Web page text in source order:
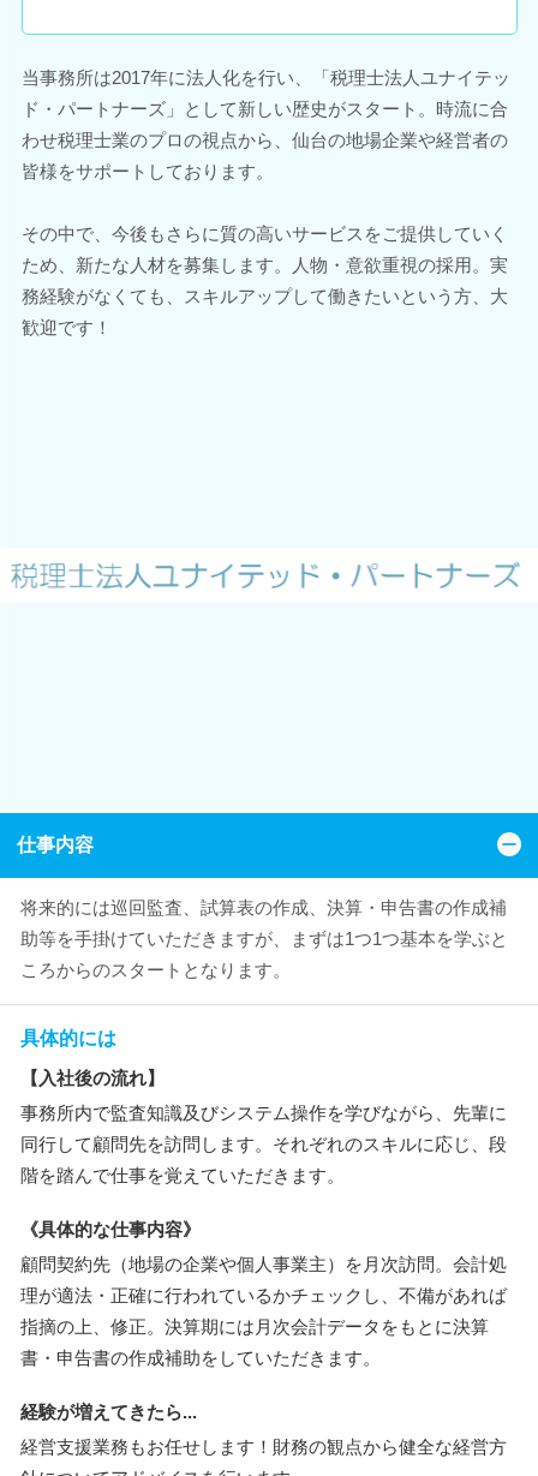
当事務所は2017年に法人化を行い、「税理士法人ユナイテッ
ド・パートナーズ」として新しい歴史がスタート。時流に合
わせ税理士業のプロの視点から、仙台の地場企業や経営者の
皆様をサポートしております。
その中で、今後もさらに質の高いサービスをご提供していく
ため、新たな人材を募集します。人物・意欲重視の採用。実
務経験がなくても、スキルアップして働きたいという方、大
歓迎です！
仕事内容
将来的には巡回監査、試算表の作成、決算・申告書の作成補
助等を手掛けていただきますが、まずは1つ1つ基本を学ぶと
ころからのスタートとなります。
具体的には
【入社後の流れ】
事務所内で監査知識及びシステム操作を学びながら、先輩に
同行して顧問先を訪問します。それぞれのスキルに応じ、段
階を踏んで仕事を覚えていただきます。
《具体的な仕事内容》
顧問契約先（地場の企業や個人事業主）を月次訪問。会計処
理が適法・正確に行われているかチェックし、不備があれば
指摘の上、修正。決算期には月次会計データをもとに決算
書・申告書の作成補助をしていただきます。
経験が増えてきたら...
経営支援業務もお任せします！財務の観点から健全な経営方